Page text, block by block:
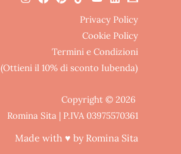
Privacy Policy
Cookie Policy
Termini e Condizioni
(Ottieni il 10% di sconto Iubenda)
Copyright © 2026
Romina Sita | P.IVA 03975570361
Made with ♥ by Romina Sita